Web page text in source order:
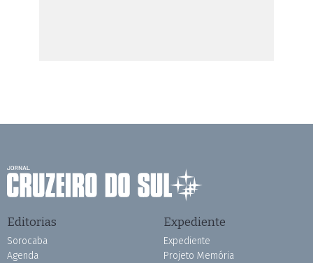
Editorias
Sorocaba
Agenda
Expediente
Expediente
Projeto Memória